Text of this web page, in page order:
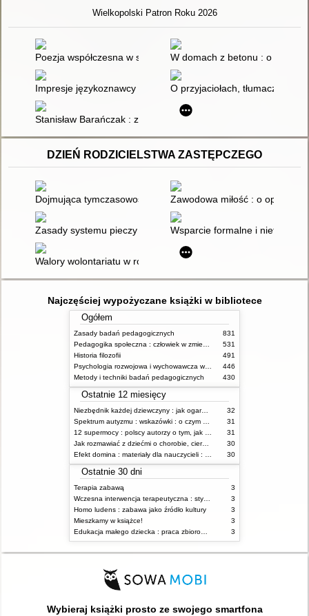
Wielkopolski Patron Roku 2026
Poezja współczesna w szkole : interpretacje
W domach z betonu : o
Impresje językoznawcy i kontestatora w twórczości
O przyjaciołach,
Stanisław Barańczak : zestawienie bibliograficzne w wyborze
DZIEŃ RODZICIELSTWA ZASTĘPCZEGO
Dojmująca tymczasowość : ukraińskie placówki opiekuńcze i
Zawodowa miłość : o opiece
Zasady systemu pieczy zastępczej – dylematy praktyki
Wsparcie formalne i
Walory wolontariatu w rodzinach zastępczych
Najczęściej wypożyczane książki w bibliotece
Ogółem
Zasady badań pedagogicznych
831
Pedagogika społeczna : człowiek w zmieniającym się świecie
531
Historia filozofii
491
Psychologia rozwojowa i wychowawcza wieku dziecięcego
446
Metody i techniki badań pedagogicznych
430
Ostatnie 12 miesięcy
Niezbędnik każdej dziewczyny : jak ogarnąć dojrzewanie
32
Spektrum autyzmu : wskazówki : o czym powinien wiedzieć rodzic i opiekun osoby z ASD?
31
12 supermocy : polscy autorzy o tym, jak budować poczucie własnej wartości
31
Jak rozmawiać z dziećmi o chorobie, cierpieniu i śmierci : opowiadania i bajki
30
Efekt domina : materiały dla nauczycieli : edycja 2 : 6-9 lat
30
Ostatnie 30 dni
Terapia zabawą
3
Wczesna interwencja terapeutyczna : stymulacja rozwoju dziecka : od noworodka do 6 roku życia
3
Homo ludens : zabawa jako źródło kultury
3
Mieszkamy w książce!
3
Edukacja małego dziecka : praca zbiorowa. T. 10,
3
Wybieraj książki prosto ze swojego smartfona